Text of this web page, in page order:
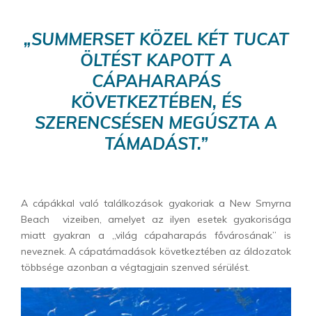
„SUMMERSET KÖZEL KÉT TUCAT
ÖLTÉST KAPOTT A
CÁPAHARAPÁS
KÖVETKEZTÉBEN, ÉS
SZERENCSÉSEN MEGÚSZTA A
TÁMADÁST.”
A cápákkal való találkozások gyakoriak a New Smyrna
Beach vizeiben, amelyet az ilyen esetek gyakorisága
miatt gyakran a „világ cápaharapás fővárosának” is
neveznek. A cápatámadások következtében az áldozatok
többsége azonban a végtagjain szenved sérülést.